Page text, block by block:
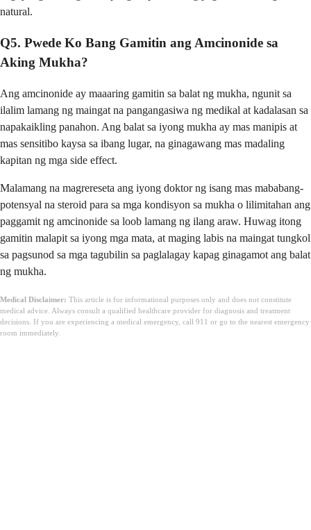
natural.
Q5. Pwede Ko Bang Gamitin ang Amcinonide sa
Aking Mukha?
Ang amcinonide ay maaaring gamitin sa balat ng mukha, ngunit sa
ilalim lamang ng maingat na pangangasiwa ng medikal at kadalasan sa
napakaikling panahon. Ang balat sa iyong mukha ay mas manipis at
mas sensitibo kaysa sa ibang lugar, na ginagawang mas madaling
kapitan ng mga side effect.
Malamang na magrereseta ang iyong doktor ng isang mas mababang-
potensyal na steroid para sa mga kondisyon sa mukha o lilimitahan ang
paggamit ng amcinonide sa loob lamang ng ilang araw. Huwag itong
gamitin malapit sa iyong mga mata, at maging labis na maingat tungkol
sa pagsunod sa mga tagubilin sa paglalagay kapag ginagamot ang balat
ng mukha.
Medical Disclaimer: This article is for informational purposes only and does not constitute
medical advice. Always consult a qualified healthcare provider for diagnosis and treatment
decisions. If you are experiencing a medical emergency, call 911 or go to the nearest emergency
room immediately.